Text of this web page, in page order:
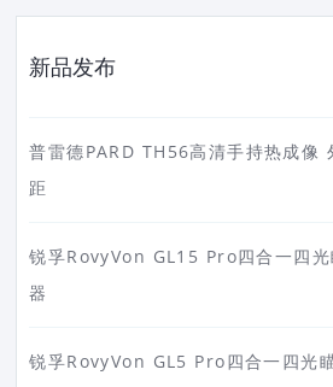
新品发布
普雷德PARD TH56高清手持热成像
距
锐孚RovyVon GL15 Pro四合一四光
器
锐孚RovyVon GL5 Pro四合一四光